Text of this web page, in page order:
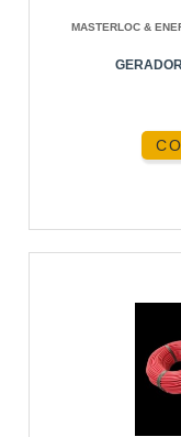
MASTERLOC &